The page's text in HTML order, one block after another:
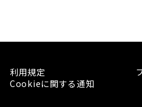
利用規定
Cookieに関する通知